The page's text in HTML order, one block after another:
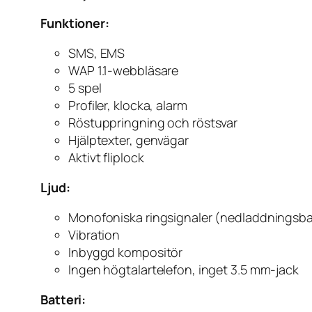
Funktioner:
SMS, EMS
WAP 1.1-webbläsare
5 spel
Profiler, klocka, alarm
Röstuppringning och röstsvar
Hjälptexter, genvägar
Aktivt fliplock
Ljud:
Monofoniska ringsignaler
Vibration
Inbyggd kompositör
Ingen högtalartelefon, inget 3.5 mm-jack
Batteri: